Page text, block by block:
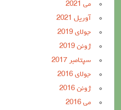
می 2021
آوریل 2021
جولای 2019
ژوئن 2019
سپتامبر 2017
جولای 2016
ژوئن 2016
می 2016